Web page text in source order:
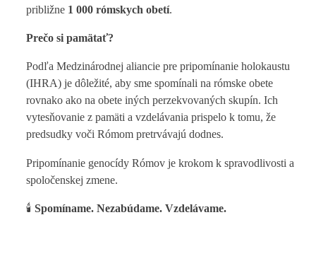
približne 1 000 rómskych obetí.
Prečo si pamätať?
Podľa Medzinárodnej aliancie pre pripomínanie holokaustu
(IHRA) je dôležité, aby sme spomínali na rómske obete
rovnako ako na obete iných perzekvovaných skupín. Ich
vytesňovanie z pamäti a vzdelávania prispelo k tomu, že
predsudky voči Rómom pretrvávajú dodnes.
Pripomínanie genocídy Rómov je krokom k spravodlivosti a
spoločenskej zmene.
🕯️ Spomíname. Nezabúdame. Vzdelávame.